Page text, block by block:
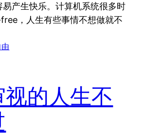
产生快乐。计算机系统很多时
，人生有些事情不想做就不
由
的人生不